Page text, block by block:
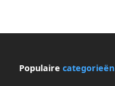
Populaire categorieën